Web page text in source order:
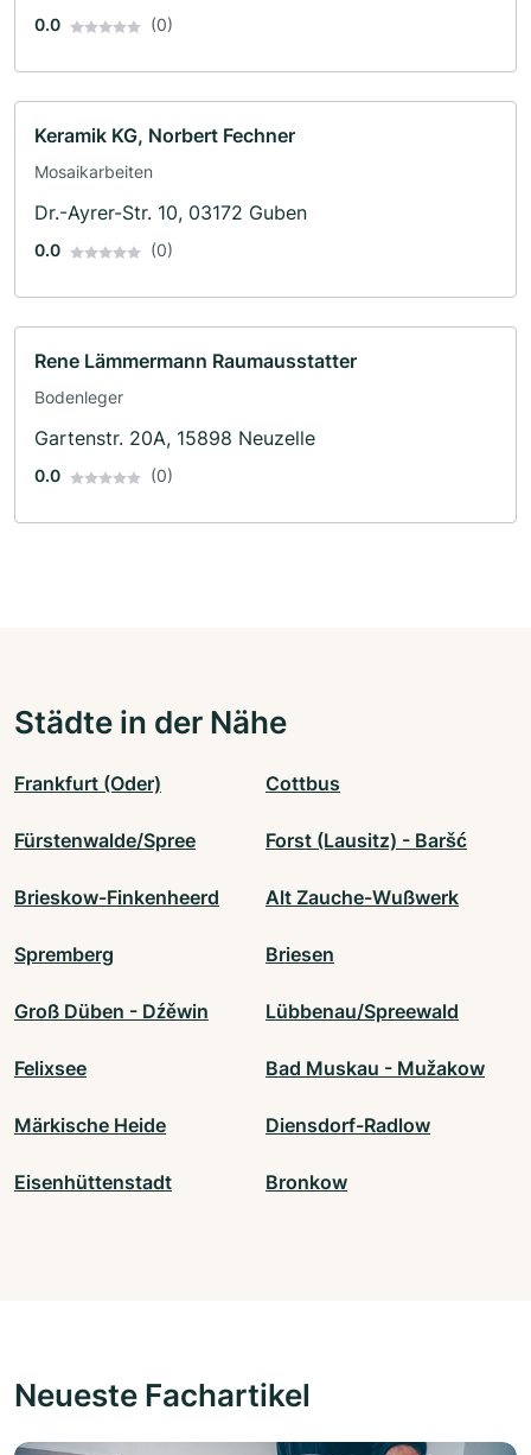
0.0 (0)
Keramik KG, Norbert Fechner
Mosaikarbeiten
Dr.-Ayrer-Str. 10, 03172 Guben
0.0 (0)
Rene Lämmermann Raumausstatter
Bodenleger
Gartenstr. 20A, 15898 Neuzelle
0.0 (0)
Städte in der Nähe
Frankfurt (Oder) Cottbus
Fürstenwalde/Spree Forst (Lausitz) - Baršć
Brieskow-Finkenheerd Alt Zauche-Wußwerk
Spremberg Briesen
Groß Düben - Dźěwin Lübbenau/Spreewald
Felixsee Bad Muskau - Mužakow
Märkische Heide Diensdorf-Radlow
Eisenhüttenstadt Bronkow
Neueste Fachartikel